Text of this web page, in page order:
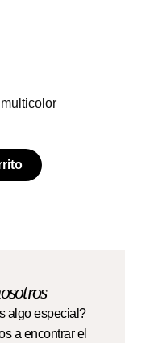
algo especial?
a encontrar el